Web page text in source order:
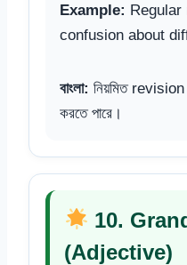
Example:
confusion about
বাংলা: নিয়মিত revision
করতে পারে।
10.
(Adjective)